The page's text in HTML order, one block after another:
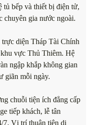
tủ bếp và thiết bị điện tử,
chuyên gia nước ngoài.
diện Tháp Tài Chính
vực Thủ Thiêm. Hệ
ngập khắp không gian
giãn mỗi ngày.
chuỗi tiện ích đẳng cấp
tiếp khách, lễ tân
7. Vị trí thuận tiện di